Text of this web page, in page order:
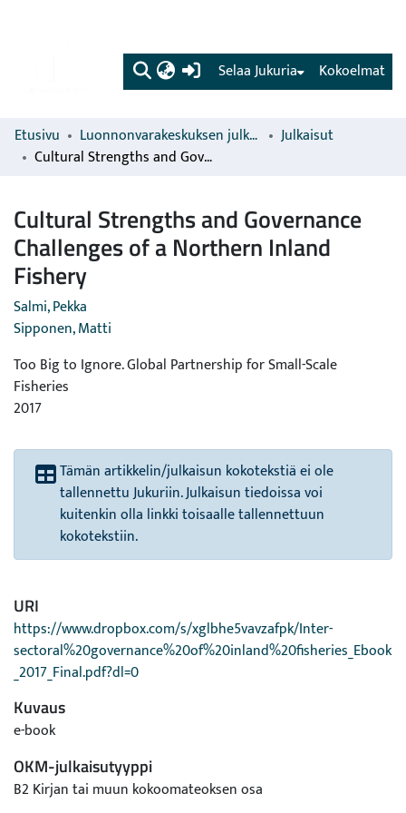
(current) Kokoelmat
Selaa Jukuria
Etusivu Luonnonvarakeskuksen julkaisut
Julkaisut
Cultural Strengths and Governance Challenges of a Northern Inland Fishery
Cultural Strengths and Governance
Challenges of a Northern Inland
Fishery
Salmi, Pekka
Sipponen, Matti
Too Big to Ignore. Global Partnership for Small-Scale
Fisheries
2017
Tämän artikkelin/julkaisun kokotekstiä ei ole
tallennettu Jukuriin. Julkaisun tiedoissa voi
kuitenkin olla linkki toisaalle tallennettuun
kokotekstiin.
URI
https://www.dropbox.com/s/xglbhe5vavzafpk/Inter-
sectoral%20governance%20of%20inland%20fisheries_Ebook
_2017_Final.pdf?dl=0
Kuvaus
e-book
OKM-julkaisutyyppi
B2 Kirjan tai muun kokoomateoksen osa